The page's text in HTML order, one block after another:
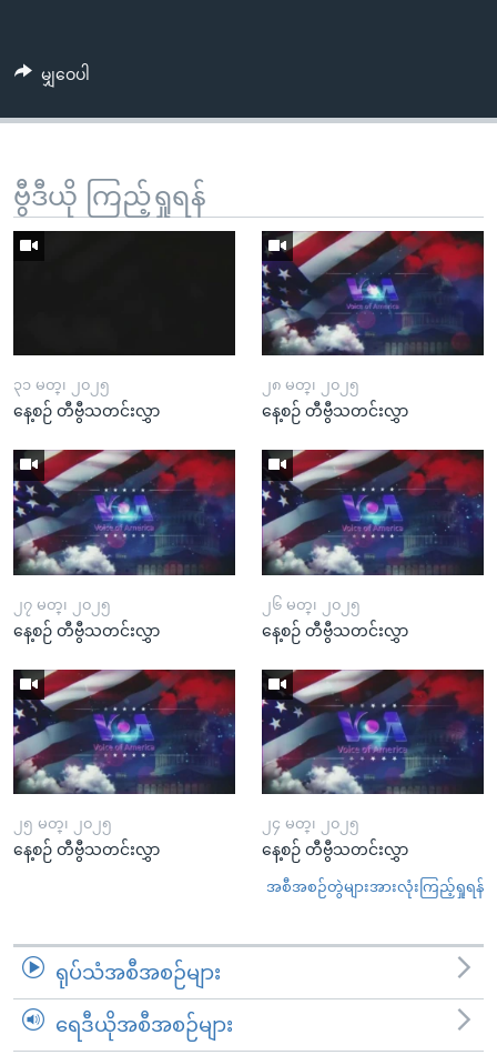
မျှဝေပါ
ဗွီဒီယို ကြည့်ရှုရန်
၃၁ မတ္၊ ၂၀၂၅
နေ့စဉ် တီဗွီသတင်းလွှာ
၂၈ မတ္၊ ၂၀၂၅
နေ့စဉ် တီဗွီသတင်းလွှာ
၂၇ မတ္၊ ၂၀၂၅
နေ့စဉ် တီဗွီသတင်းလွှာ
၂၆ မတ္၊ ၂၀၂၅
နေ့စဉ် တီဗွီသတင်းလွှာ
၂၅ မတ္၊ ၂၀၂၅
နေ့စဉ် တီဗွီသတင်းလွှာ
၂၄ မတ္၊ ၂၀၂၅
နေ့စဉ် တီဗွီသတင်းလွှာ
အစီအစဉ်တွဲများအားလုံးကြည့်ရှုရန်
ရုပ်သံအစီအစဉ်များ
ရေဒီယိုအစီအစဉ်များ